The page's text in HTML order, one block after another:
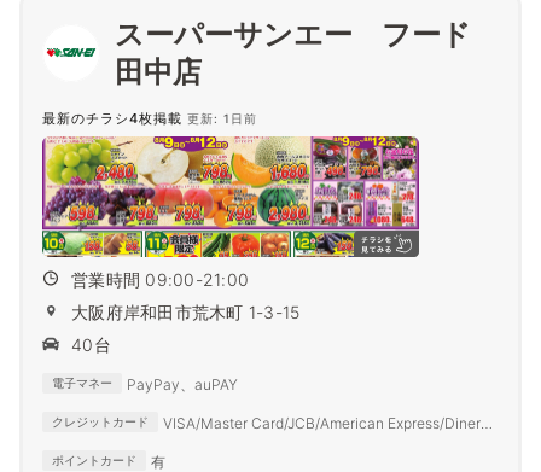
スーパーサンエー フード
田中店
最新のチラシ4枚掲載 更新: 1日前
営業時間 09:00-21:00
大阪府岸和田市荒木町 1-3-15
40台
電子マネー PayPay、auPAY
クレジットカード
VISA/Master Card/JCB/American Express/Diners
ポイントカード 有